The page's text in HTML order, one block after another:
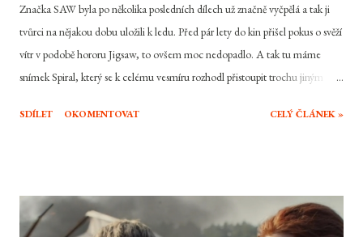
Značka SAW byla po několika posledních dílech už značně vyčpělá a tak ji
tvůrci na nějakou dobu uložili k ledu. Před pár lety do kin přišel pokus o svěží
vítr v podobě hororu Jigsaw, to ovšem moc nedopadlo. A tak tu máme
snímek Spiral, který se k celému vesmíru rozhodl přistoupit trochu jiným
jiného a celý odkaz původní série nechal tak přejít na druhou kolej. Byla to
SDÍLET OKOMENTOVAT CELÝ ČLÁNEK »